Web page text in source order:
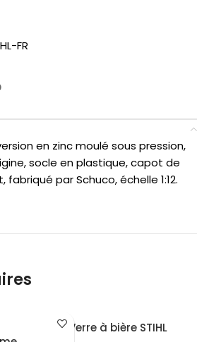
FR
en zinc moulé sous pression,
socle en plastique, capot de
par Schuco, échelle 1:12.
Verre à bière STIHL